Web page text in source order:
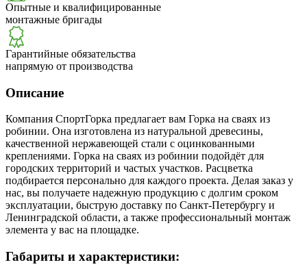
Опытные и квалифицированные
монтажные бригады
Гарантийные обязательства
напрямую от производства
Описание
Компания СпортГорка предлагает вам Горка на сваях из
робинии. Она изготовлена из натуральной древесины,
качественной нержавеющей стали с оцинкованными
креплениями. Горка на сваях из робинии подойдёт для
городских территорий и частых участков. Расцветка
подбирается персонально для каждого проекта. Делая заказ у
нас, вы получаете надежную продукцию с долгим сроком
эксплуатации, быструю доставку по Санкт-Петербургу и
Ленинградской области, а также профессиональный монтаж
элемента у вас на площадке.
Габариты и характеристики: